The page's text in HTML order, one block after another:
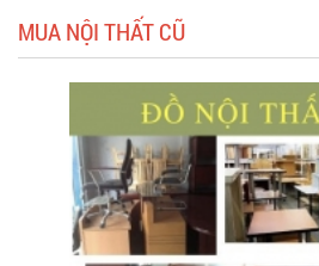
MUA NỘI THẤT CŨ